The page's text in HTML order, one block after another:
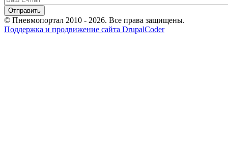
© Пневмопортал 2010 - 2026. Все права защищены.
Поддержка и продвижение сайта DrupalCoder